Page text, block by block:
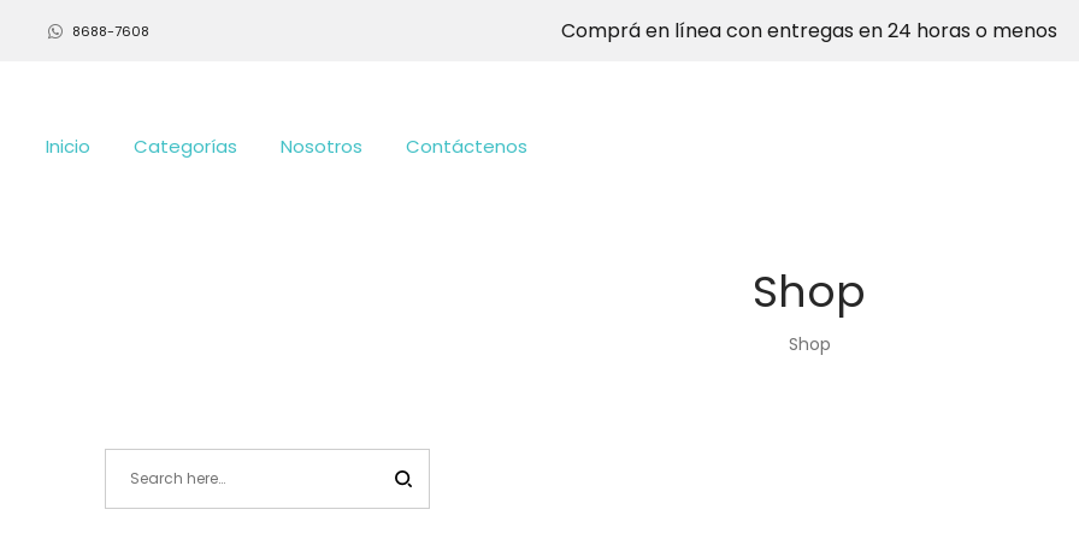
8688-7608 Comprá en línea con entregas en 24 horas o menos
Inicio Categorías Nosotros Contáctenos
Shop
Shop